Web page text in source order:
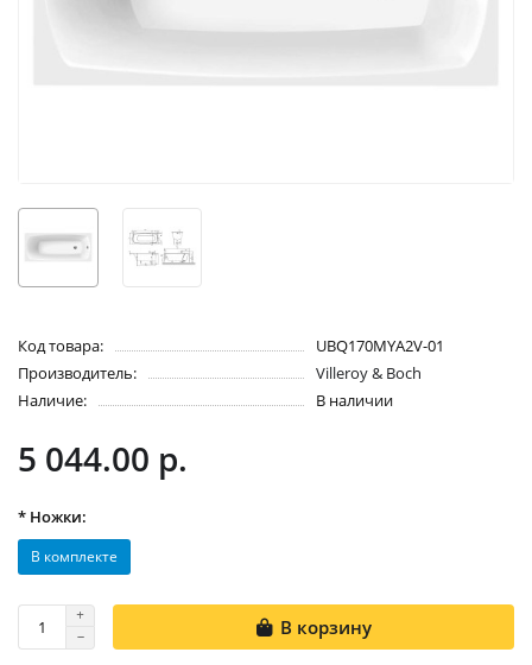
Код товара:
UBQ170MYA2V-01
Производитель:
Villeroy & Boch
Наличие:
В наличии
5 044.00 р.
* Ножки:
В комплекте
В корзину